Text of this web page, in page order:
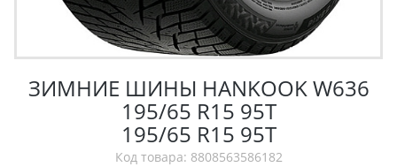
ЗИМНИЕ ШИНЫ HANKOOK W636
195/65 R15 95T
195/65 R15 95T
Код товара: 8808563586182